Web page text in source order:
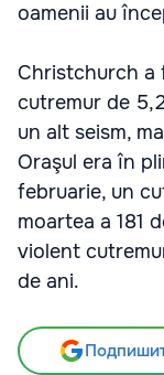
oamenii au
Christchurch a
cutremur de
un alt seism,
Oraşul era în
februarie, un
moartea a 181
violent
de ani.